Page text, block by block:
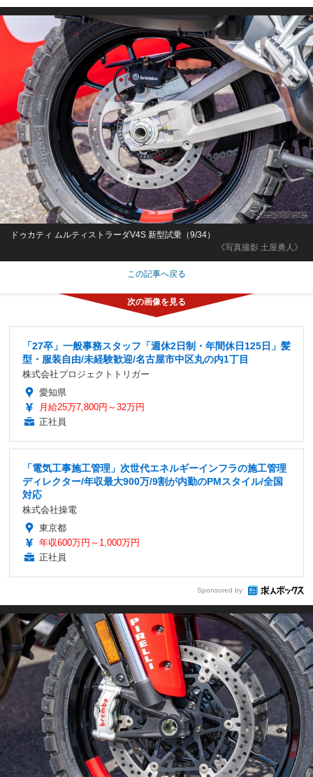
《写真撮影 土屋勇人》
ドゥカティ ムルティストラーダV4S 新型試乗（9/34）
この記事へ戻る
「27卒」一般事務スタッフ「週休2日制・年間休日125日」髪
型・服装自由/未経験歓迎/名古屋市中区丸の内1丁目
株式会社プロジェクトトリガー
愛知県
月給25万7,800円～32万円
正社員
「電気工事施工管理」次世代エネルギーインフラの施工管理
ディレクター/年収最大900万/9割が内勤のPMスタイル/全国
対応
株式会社操電
東京都
年収600万円～1,000万円
正社員
Sponsored by